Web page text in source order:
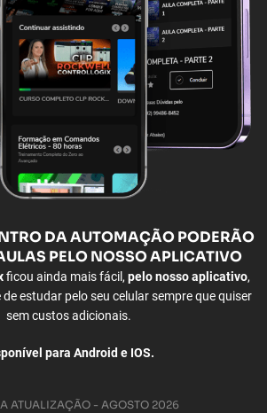
DA AUTOMAÇÃO PODERÃO
PELO NOSSO APLICATIVO
ficou ainda mais fácil, pelo nosso aplicativo,
estudar pelo seu celular sempre que quiser
sem custos adicionais.
para Android e IOS.
ATUALIZAÇÃO - AGOSTO 2026